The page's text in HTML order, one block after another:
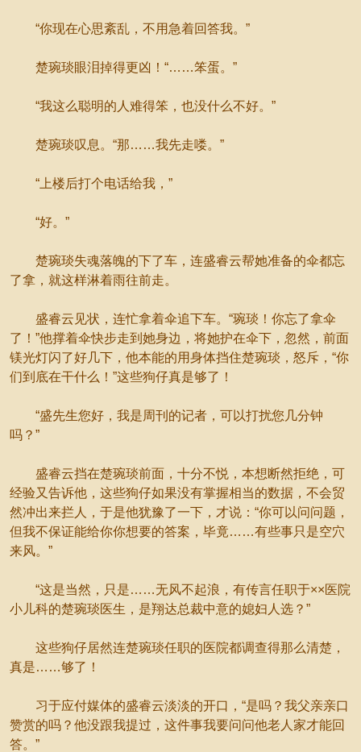
“你现在心思紊乱，不用急着回答我。”
楚琬琰眼泪掉得更凶！“……笨蛋。”
“我这么聪明的人难得笨，也没什么不好。”
楚琬琰叹息。“那……我先走喽。”
“上楼后打个电话给我，”
“好。”
楚琬琰失魂落魄的下了车，连盛睿云帮她准备的伞都忘
了拿，就这样淋着雨往前走。
盛睿云见状，连忙拿着伞追下车。“琬琰！你忘了拿伞
了！”他撑着伞快步走到她身边，将她护在伞下，忽然，前面
镁光灯闪了好几下，他本能的用身体挡住楚琬琰，怒斥，“你
们到底在干什么！”这些狗仔真是够了！
“盛先生您好，我是周刊的记者，可以打扰您几分钟
吗？”
盛睿云挡在楚琬琰前面，十分不悦，本想断然拒绝，可
经验又告诉他，这些狗仔如果没有掌握相当的数据，不会贸
然冲出来拦人，于是他犹豫了一下，才说：“你可以问问题，
但我不保证能给你你想要的答案，毕竟……有些事只是空穴
来风。”
“这是当然，只是……无风不起浪，有传言任职于××医院
小儿科的楚琬琰医生，是翔达总裁中意的媳妇人选？”
这些狗仔居然连楚琬琰任职的医院都调查得那么清楚，
真是……够了！
习于应付媒体的盛睿云淡淡的开口，“是吗？我父亲亲口
赞赏的吗？他没跟我提过，这件事我要问问他老人家才能回
答。”